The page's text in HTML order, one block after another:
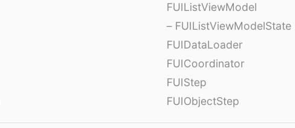
FUIListViewModel
– FUIListViewModelState
FUIDataLoader
FUICoordinator
FUIStep
FUIObjectStep